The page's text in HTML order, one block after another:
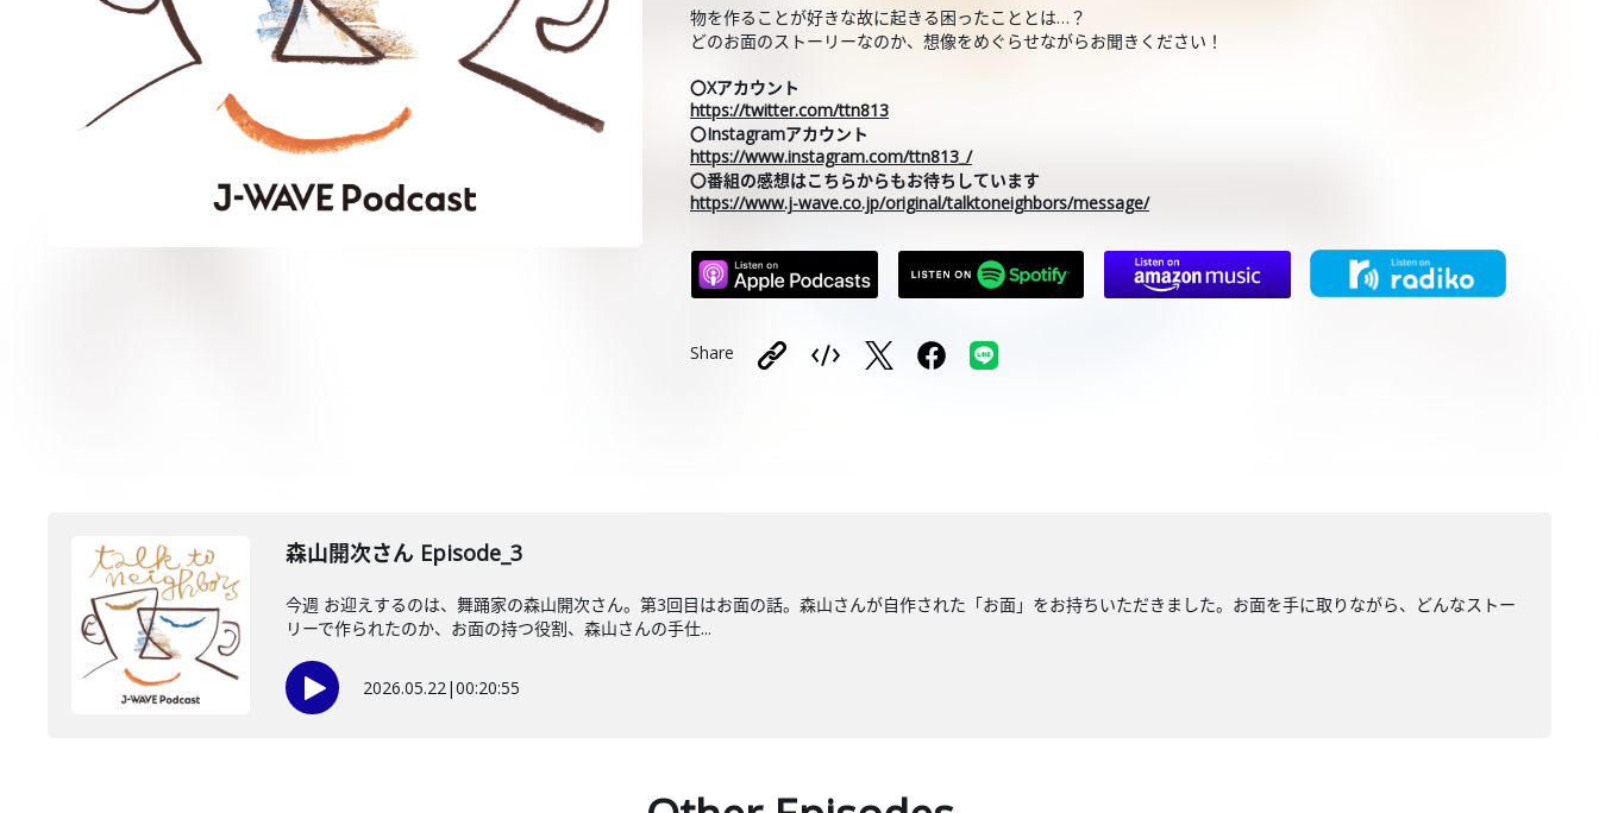
物を作ることが好きな故に起きる困ったこととは…？
どのお面のストーリーなのか、想像をめぐらせながらお聞きください！
〇Xアカウント
https://twitter.com/ttn813
〇Instagramアカウント
https://www.instagram.com/ttn813_/
〇番組の感想はこちらからもお待ちしています
https://www.j-wave.co.jp/original/talktoneighbors/message/
Share
森山開次さん Episode_3
今週 お迎えするのは、舞踊家の森山開次さん。第3回目はお面の話。森山さんが自作された「お面」をお持ちいただきました。お面を手に取りながら、どんなストー
リーで作られたのか、お面の持つ役割、森山さんの手仕...
2026.05.22|00:20:55